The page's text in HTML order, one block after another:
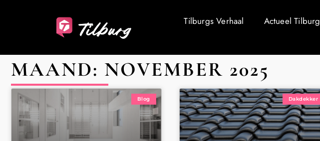
Tilburgs Verhaal Actueel Tilburg
MAAND: NOVEMBER 2025
Blog Dakdekker